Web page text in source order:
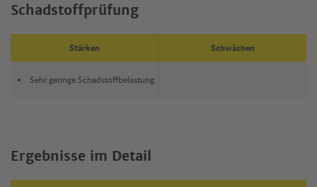
Schadstoffprüfung
Stärken Schwächen
Sehr geringe Schadstoffbelastung
Ergebnisse im Detail